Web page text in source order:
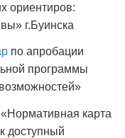
ориентиров:
г.Буинска
по апробации
программы
карта
доступный